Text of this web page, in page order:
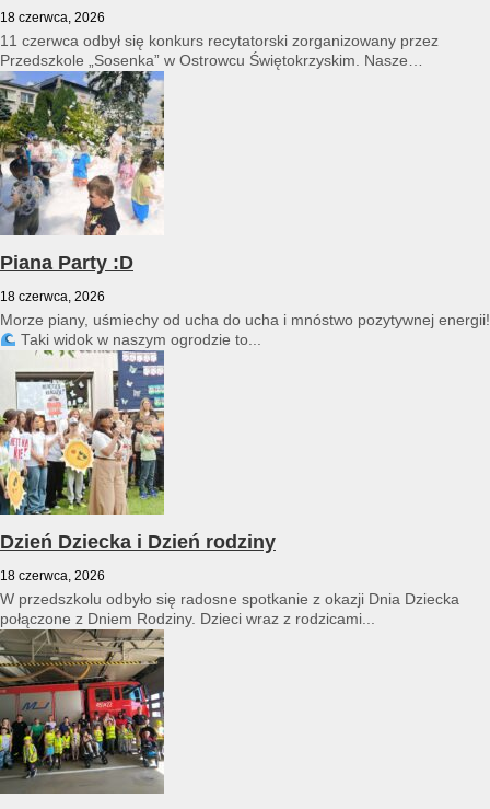
18 czerwca, 2026
11 czerwca odbył się konkurs recytatorski zorganizowany przez
Przedszkole „Sosenka” w Ostrowcu Świętokrzyskim. Nasze
przedszkole reprezentował Franciszek Karpiński...
Piana Party :D
18 czerwca, 2026
Morze piany, uśmiechy od ucha do ucha i mnóstwo pozytywnej energii!
Taki widok w naszym ogrodzie to...
Dzień Dziecka i Dzień rodziny
18 czerwca, 2026
W przedszkolu odbyło się radosne spotkanie z okazji Dnia Dziecka
połączone z Dniem Rodziny. Dzieci wraz z rodzicami...